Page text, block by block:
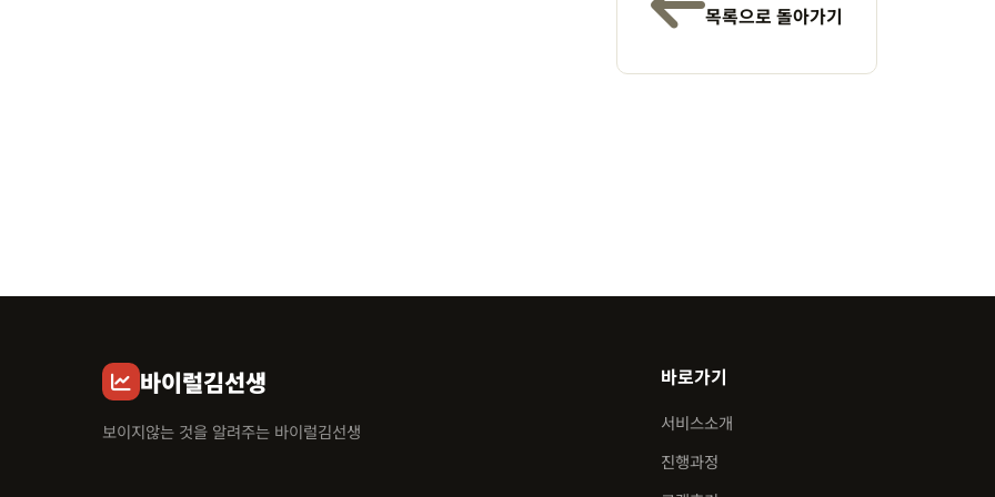
목록으로 돌아가기
바이럴김선생
보이지않는 것을 알려주는 바이럴김선생
바로가기
서비스소개
진행과정